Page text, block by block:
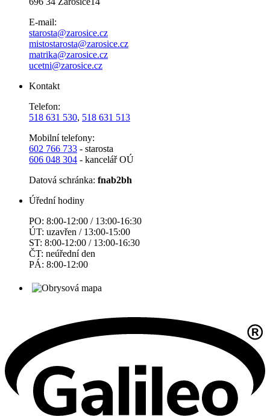
E-mail:
starosta@zarosice.cz
mistostarosta@zarosice.cz
matrika@zarosice.cz
ucetni@zarosice.cz
Kontakt
Telefon:
518 631 530, 518 631 513
Mobilní telefony:
602 766 733 - starosta
606 048 304 - kancelář OÚ
Datová schránka: fnab2bh
Úřední hodiny
PO: 8:00-12:00 / 13:00-16:30
ÚT: uzavřen / 13:00-15:00
ST: 8:00-12:00 / 13:00-16:30
ČT: neúřední den
PÁ: 8:00-12:00